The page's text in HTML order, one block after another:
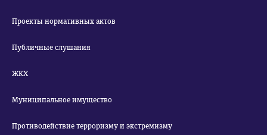
Проекты нормативных актов
Публичные слушания
ЖКХ
Муниципальное имущество
Противодействие терроризму и экстремизму